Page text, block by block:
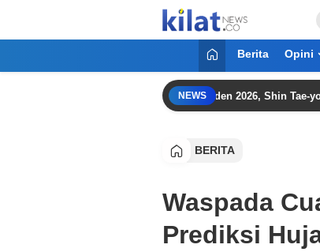
KilatNews.co
Mencerdaskan Anak Bangsa
Berita Opini
NEWS
Peringkat Ketiga Piala Presiden 2026, Shin Tae-yong
BERITA
Waspada
Prediksi